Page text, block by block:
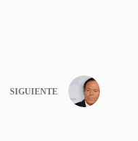
SIGUIENTE